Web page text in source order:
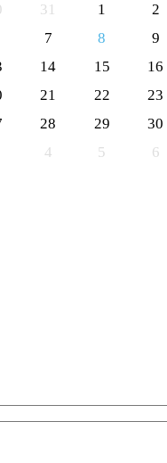
31 1
2
7 8
9
14 15
16
21 22
23
28 29
30
4 5 6